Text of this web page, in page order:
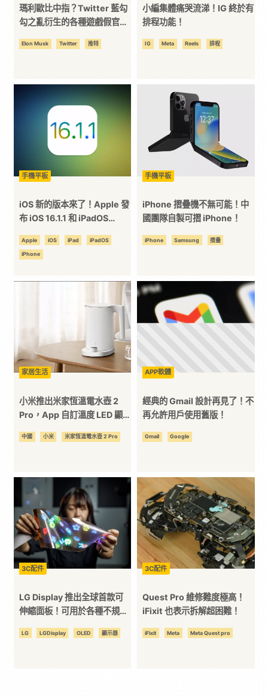
方
位
資
台
瑪利歐比中指？Twitter 藍勾
勾之亂衍生的各種遊戲假官方
Elon Musk Twitter 推特
小編集體痛哭流涕！IG 終於有
排程功能！
IG Meta Reels 排程
手機平板
iOS 新的版本來了！Apple 發
布 iOS 16.1.1 和 iPadOS
Apple iOS iPad iPadOS
iPhone
手機平板
iPhone 摺疊機不無可能！中
國團隊自製可摺 iPhone！
iPhone Samsung 摺疊
家居生活
小米推出米家恆溫電水壺 2
Pro，App 自訂溫度 LED 顯示
中國 小米 米家恆溫電水壺 2 Pro
APP軟體
經典的 Gmail 設計再見了！不
再允許用戶使用舊版！
Gmail Google
3C配件
LG Display 推出全球首款可
伸縮面板！可用於各種不規則
LG LGDisplay OLED 顯示器
3C配件
Quest Pro 維修難度極高！
iFixit 也表示拆解超困難！
iFixit Meta Meta Quest pro